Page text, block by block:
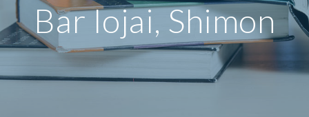
Bar Iojai, Shimon